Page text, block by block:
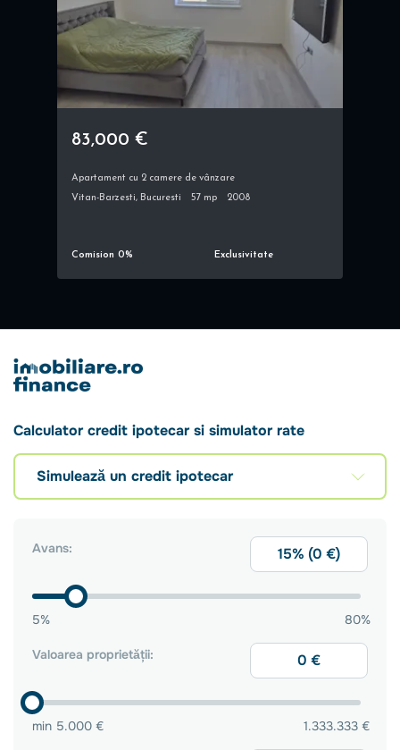
Apartament cu 2 camere de vânzare
83,000 €
Vitan-Barzesti, Bucuresti 57 mp 2008
Comision 0% Exclusivitate